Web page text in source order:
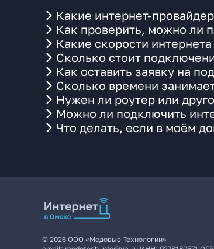
Какие интернет-
Как проверить, можно ли
Какие скорости
Сколько стоит
Как оставить заявку на
Сколько времени
Нужен ли роутер или
Можно ли подключить
Что делать, если в моём
© 2026 ООО «Медовые Технологии»